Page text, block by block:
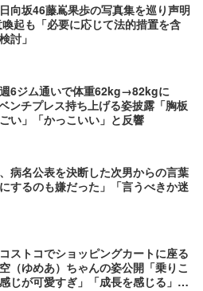
向坂46藤嶌果歩の写真集を巡り声明
起も「必要に応じて法的措置を含
討」
6ジム通いで体重62kg→82kgに
ンチプレス持ち上げる姿披露「胸板
い」「かっこいい」と反響
病名公表を決断した次男からの言葉
にするのも嫌だった」「言うべきか迷
ストコでショッピングカートに座る
（ゆめあ）ちゃんの姿公開「乗りこ
じが可愛すぎ」「成長を感じる」の